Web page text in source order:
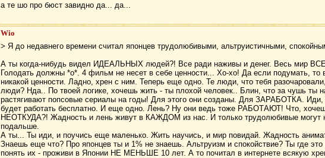
а те шо про бюст завидно да... да...
Wio
> Я до недавнего времени считал японцев трудолюбивыми, альтруистичными,
А ты когда-нибудь видел ИДЕАЛЬНЫХ людей?! Все ради наживы и денег. Весь мир
Голодать должны *о*. 4 фильм не несет в себе ценности... Хо-хо! Да если подумать, то
никакой ценности. Ладно, хрен с ним. Теперь еще одно. Те люди, что тебя
люди? Нда.. По твоей логике, хочешь жить - ты плохой человек.. Блин, что за чушь ты
растягивают попсовые сериалы на годы! Для этого они созданы. Для ЗАРАБОТКА. Иди,
будет работать бесплатно. И еще одно. Лень? Ну они ведь тоже РАБОТАЮТ! Что,
НЕОТКУДА?! Жадность и лень живут в КАЖДОМ из нас. И только трудолюбивые могут
подальше.
А ты... Ты иди, и поучись еще маленько. Жить научись, и мир повидай. Жадность
Знаешь еще что? Про японцев ты и 1% не знаешь. Альтруизм и спокойствие? Ты где
понять их - проживи в Японии НЕ МЕНЬШЕ 10 лет. А то почитал в интернете всякую